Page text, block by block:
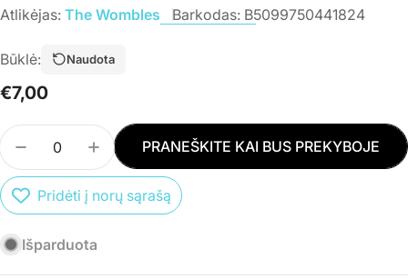
Atlikėjas: The Wombles Barkodas: B5099750441824
Būklė: Naudota
Įprasta
€7,00
Kiekis
SUMAŽINTI PREKĖS CD THE WOMBLES - THE
PADIDINTI PREKĖS CD THE WOMBLES
PRANEŠKITE KAI BUS PREKYBOJE
Pridėti į norų sąrašą
Išparduota